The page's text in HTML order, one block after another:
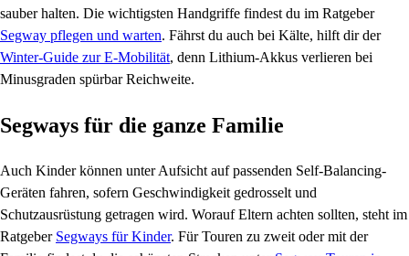
sauber halten. Die wichtigsten Handgriffe findest du im Ratgeber
Segway pflegen und warten. Fährst du auch bei Kälte, hilft dir der
Winter-Guide zur E-Mobilität, denn Lithium-Akkus verlieren bei
Minusgraden spürbar Reichweite.
Segways für die ganze Familie
Auch Kinder können unter Aufsicht auf passenden Self-Balancing-
Geräten fahren, sofern Geschwindigkeit gedrosselt und
Schutzausrüstung getragen wird. Worauf Eltern achten sollten, steht im
Ratgeber Segways für Kinder. Für Touren zu zweit oder mit der